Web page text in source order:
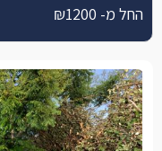
החל מ- ₪1200